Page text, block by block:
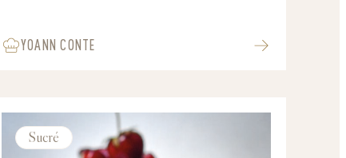
YOANN CONTE
Sucré